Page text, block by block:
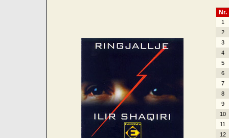
Nr.
1
2
3
4
5
6
7
8
9
10
11
12